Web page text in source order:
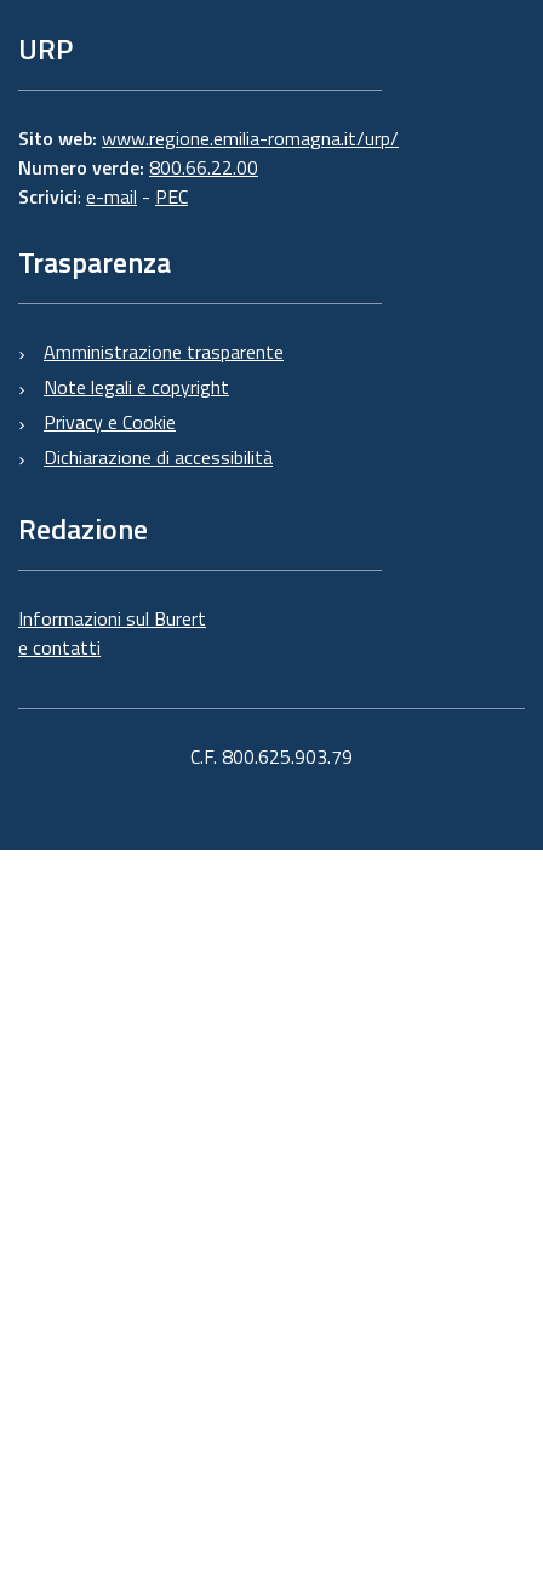
URP
Sito web: www.regione.emilia-romagna.it/urp/
Numero verde: 800.66.22.00
Scrivici: e-mail - PEC
Trasparenza
Amministrazione trasparente
Note legali e copyright
Privacy e Cookie
Dichiarazione di accessibilità
Redazione
Informazioni sul Burert
e contatti
C.F. 800.625.903.79